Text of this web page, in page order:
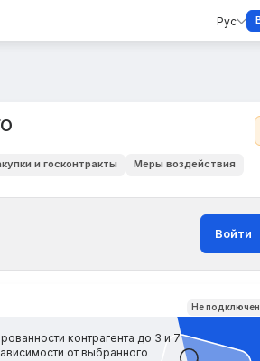
Рус
и госконтракты
Меры воздействия
Войти
Не
контрагента до 3 и 7
от выбранного